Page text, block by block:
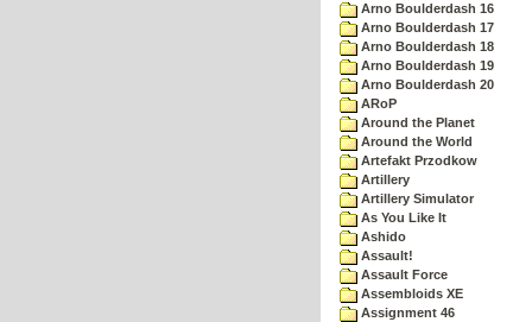
Arno Boulderdash 16
Arno Boulderdash 17
Arno Boulderdash 18
Arno Boulderdash 19
Arno Boulderdash 20
ARoP
Around the Planet
Around the World
Artefakt Przodkow
Artillery
Artillery Simulator
As You Like It
Ashido
Assault!
Assault Force
Assembloids XE
Assignment 46